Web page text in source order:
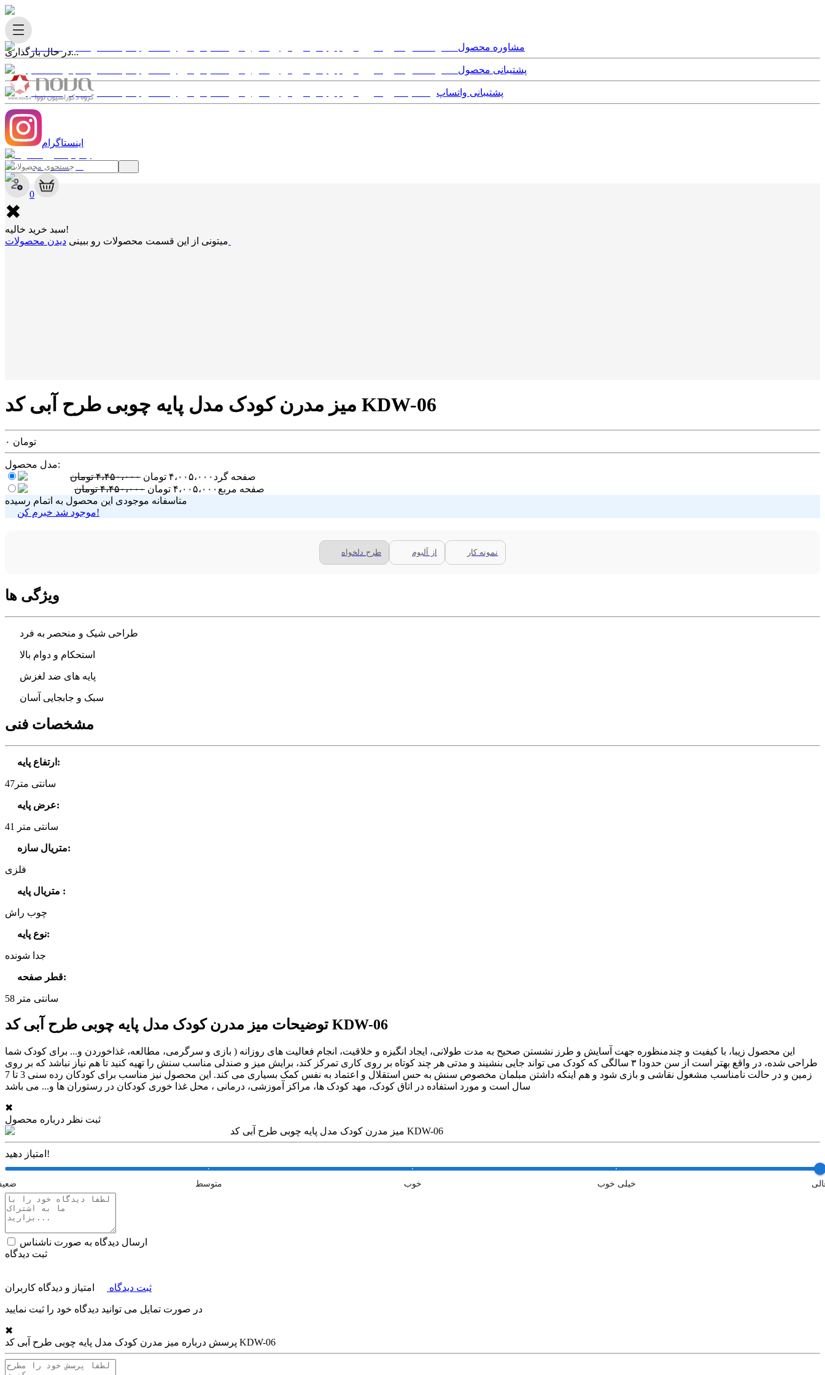
در حال بارگذاری...
✖
0
✖
سبد خرید خالیه!
میتونی از این قسمت محصولات رو ببینی
مشاوره محصول
پشتیبانی محصول
پشتیبانی واتساپ
اینستاگرام
میز مدرن کودک مدل پایه چوبی طرح آبی کد KDW-06
۰ تومان
مدل محصول:
صفحه گرد ۴،۰۰۵،۰۰۰ تومان ۴،۴۵۰،۰۰۰تومان
صفحه مربع ۴،۰۰۵،۰۰۰ تومان ۴،۴۵۰،۰۰۰تومان
متاسفانه موجودی این محصول به اتمام رسیده
موجود شد خبرم کن!
طرح دلخواه از آلبوم نمونه کار
ویژگی ها
طراحی شیک و منحصر به فرد
استحکام و دوام بالا
پایه های ضد لغزش
سبک و جابجایی آسان
مشخصات فنی
ارتفاع پایه :
47سانتی متر
عرض پایه:
41 سانتی متر
متریال سازه:
فلزی
:
چوب راش
نوع پایه:
جدا شونده
قطر صفحه:
58 سانتی متر
توضیحات میز مدرن کودک مدل پایه چوبی طرح آبی کد KDW-06
این محصول زیبا، با کیفیت و چندمنظوره جهت آسایش و طرز نشستن صحیح به مدت طولانی، ایجاد انگیزه و خلاقیت، انجام فعالیت های روزانه ( بازی و سرگرمی، مطالعه، غذاخوردن و... برای کودک شما
طراحی شده، در واقع بهتر است از سن حدودا ۳ سالگی که کودک می تواند جایی بنشیند و مدتی هر چند کوتاه بر روی کاری تمرکز کند، برایش میز و صندلی مناسب سنش را تهیه کنید تا هم نیاز نباشد که بر روی
زمین و در حالت نامناسب مشغول نقاشی و بازی شود و هم اینکه داشتن مبلمان مخصوص سنش به حس استقلال و اعتماد به نفس کمک بسیاری می کند. این محصول نیز مناسب برای کودکان رده سنی 3 تا 7
سال است و مورد استفاده در اتاق کودک، مهد کودک ها، مراکز آموزشی، درمانی ، محل غذا خوری کودکان در رستوران ها و... می باشد
✖
ثبت نظر درباره محصول
میز مدرن کودک مدل پایه چوبی طرح آبی کد KDW-06
امتیاز دهید!
متوسط خوب خیلی خوب
ارسال دیدگاه به صورت ناشناس
ثبت دیدگاه
ثبت دیدگاه امتیاز و دیدگاه کاربران
در صورت تمایل می توانید دیدگاه خود را ثبت نمایید
✖
پرسش درباره میز مدرن کودک مدل پایه چوبی طرح آبی کد KDW-06